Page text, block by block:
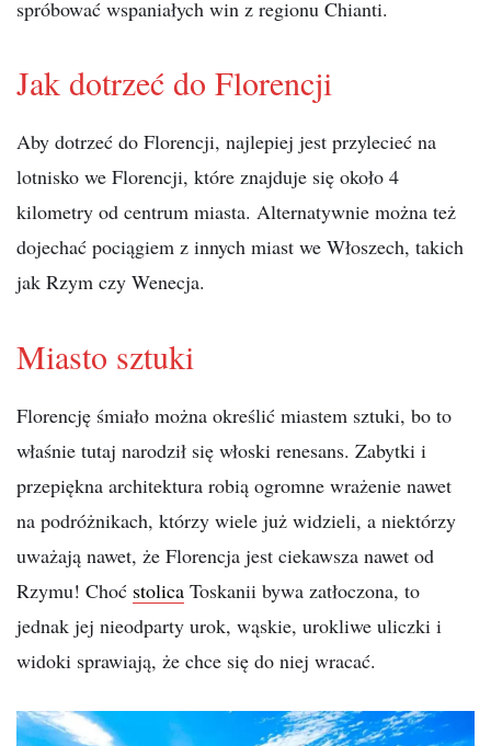
spróbować wspaniałych win z regionu Chianti.
Jak dotrzeć do Florencji
Aby dotrzeć do Florencji, najlepiej jest przylecieć na
lotnisko we Florencji, które znajduje się około 4
kilometry od centrum miasta. Alternatywnie można też
dojechać pociągiem z innych miast we Włoszech, takich
jak Rzym czy Wenecja.
Miasto sztuki
Florencję śmiało można określić miastem sztuki, bo to
właśnie tutaj narodził się włoski renesans. Zabytki i
przepiękna architektura robią ogromne wrażenie nawet
na podróżnikach, którzy wiele już widzieli, a niektórzy
uważają nawet, że Florencja jest ciekawsza nawet od
Rzymu! Choć stolica Toskanii bywa zatłoczona, to
jednak jej nieodparty urok, wąskie, urokliwe uliczki i
widoki sprawiają, że chce się do niej wracać.